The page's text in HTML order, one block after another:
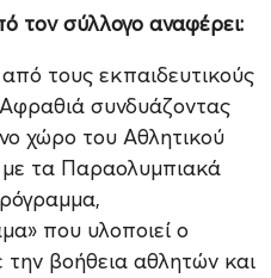
τον σύλλογο αναφέρει:
τους εκπαιδευτικούς
συνδυάζοντας
χώρο του Αθλητικού
με τα Παραολυμπιακά
που υλοποιεί ο
βοήθεια αθλητών και